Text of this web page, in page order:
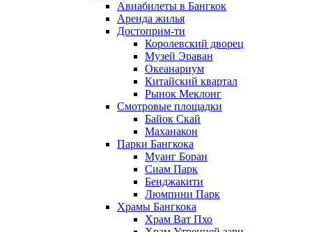
Авиабилеты в Бангкок
Аренда жилья
Достоприм-ти
Королевский дворец
Музей Эраван
Океанариум
Китайский квартал
Рынок Меклонг
Смотровые площадки
Байок Скай
Маханакон
Парки Бангкока
Муанг Боран
Сиам Парк
Бенджакити
Люмпини Парк
Храмы Бангкока
Храм Ват Пхо